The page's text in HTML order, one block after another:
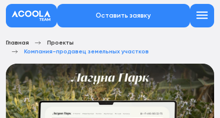
Оставить заявку
Главная
Проекты
Компания-продавец земельных участков